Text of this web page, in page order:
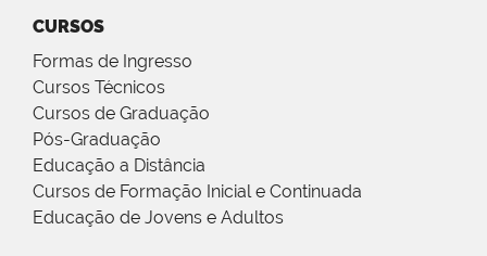
CURSOS
Formas de Ingresso
Cursos Técnicos
Cursos de Graduação
Pós-Graduação
Educação a Distância
Cursos de Formação Inicial e Continuada
Educação de Jovens e Adultos